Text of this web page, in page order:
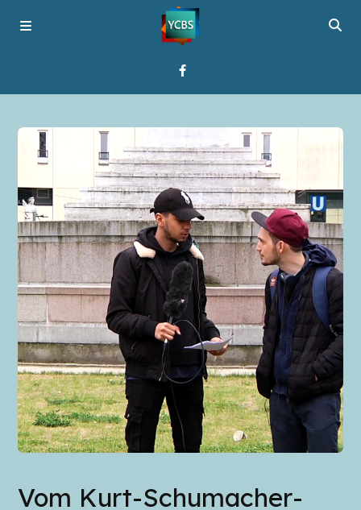
Programme
Über YCBS
Media Bridges
Vom Kurt-Schumacher-